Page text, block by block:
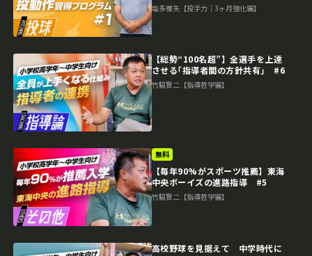
塩多雅矢【投手力｜3ヶ月強化編】
【総勢“100名超”】全選手を上達
させる｢指導者間の方針共有｣ #6
竹脇賢二【指導哲学編】
無料
【毎年90%がスポーツ推薦】東海
中央ボーイズの進路指導 #5
竹脇賢二【指導哲学編】
高校野球を見据えて 中学時代に